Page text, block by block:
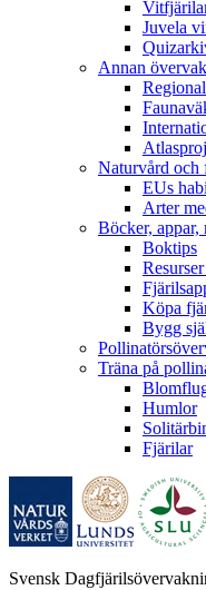
Juvela
Annan
Naturvård och
EUs
Arter
Böcker, appar,
Boktips
Köpa
Bygg
Träna på
Humlor
Fjärilar
Svensk